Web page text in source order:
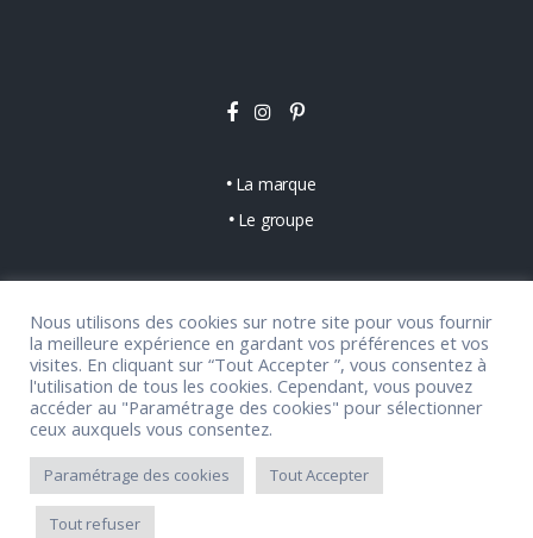
La marque
Le groupe
Sorry, no posts matched your criteria.
Nous utilisons des cookies sur notre site pour vous fournir
la meilleure expérience en gardant vos préférences et vos
visites. En cliquant sur “Tout Accepter ”, vous consentez à
l'utilisation de tous les cookies. Cependant, vous pouvez
accéder au "Paramétrage des cookies" pour sélectionner
ceux auxquels vous consentez.
Paramétrage des cookies Tout Accepter
Tout refuser